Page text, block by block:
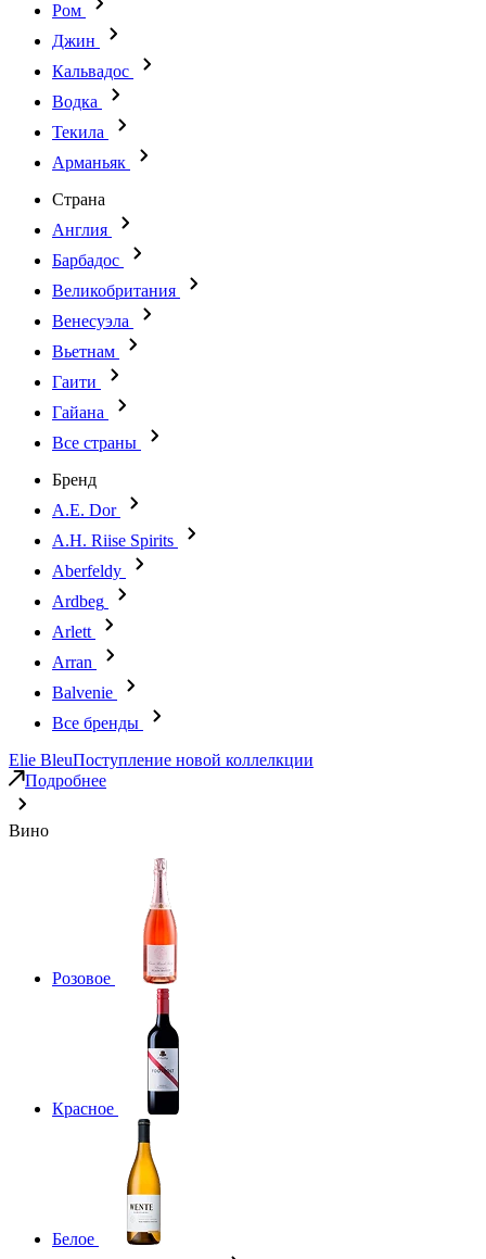
Ром
Джин
Кальвадос
Водка
Текила
Арманьяк
Страна
Англия
Барбадос
Великобритания
Венесуэла
Вьетнам
Гаити
Гайана
Все страны
Бренд
A.E. Dor
A.H. Riise Spirits
Aberfeldy
Ardbeg
Arlett
Arran
Balvenie
Все бренды
Elie BleuПоступление новой коллелкции
Подробнее
Вино
Розовое
Красное
Белое